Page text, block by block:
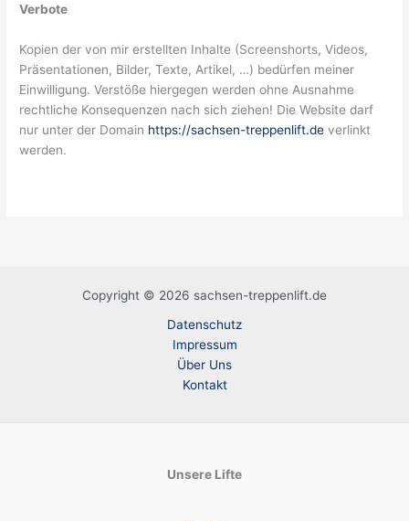
Verbote
Kopien der von mir erstellten Inhalte (Screenshorts, Videos,
Präsentationen, Bilder, Texte, Artikel, …) bedürfen meiner
Einwilligung. Verstöße hiergegen werden ohne Ausnahme
rechtliche Konsequenzen nach sich ziehen! Die Website darf
nur unter der Domain https://sachsen-treppenlift.de verlinkt
werden.
Copyright © 2026 sachsen-treppenlift.de
Datenschutz
Impressum
Über Uns
Kontakt
Unsere Lifte